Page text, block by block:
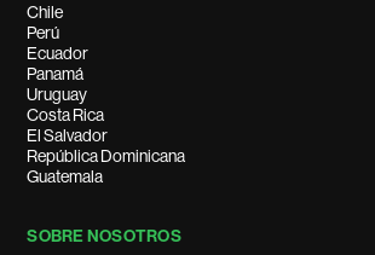
Chile
Perú
Ecuador
Panamá
Uruguay
Costa Rica
El Salvador
República Dominicana
Guatemala
SOBRE NOSOTROS